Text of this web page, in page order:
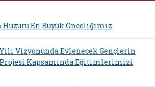
En Büyük Önceliğimiz
Vizyonunda Evlenecek Gençlerin
Kapsamında Eğitimlerimizi